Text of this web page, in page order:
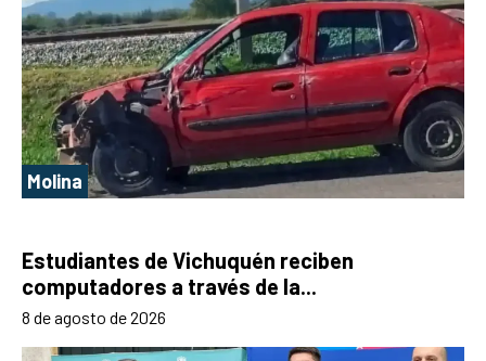
Molina
Estudiantes de Vichuquén reciben
computadores a través de la...
8 de agosto de 2026